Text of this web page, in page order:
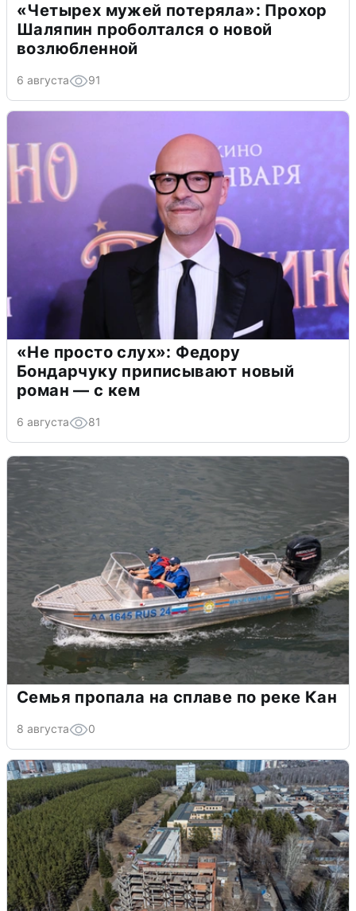
«Четырех мужей потеряла»: Прохор
Шаляпин проболтался о новой
возлюбленной
6 августа 91
«Не просто слух»: Федору
Бондарчуку приписывают новый
роман — с кем
6 августа 81
Семья пропала на сплаве по реке Кан
8 августа 0